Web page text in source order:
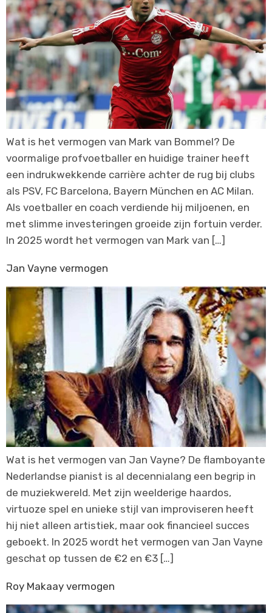
Wat is het vermogen van Mark van Bommel? De
voormalige profvoetballer en huidige trainer heeft
een indrukwekkende carrière achter de rug bij clubs
als PSV, FC Barcelona, Bayern München en AC Milan.
Als voetballer en coach verdiende hij miljoenen, en
met slimme investeringen groeide zijn fortuin verder.
In 2025 wordt het vermogen van Mark van […]
Jan Vayne vermogen
Wat is het vermogen van Jan Vayne? De flamboyante
Nederlandse pianist is al decennialang een begrip in
de muziekwereld. Met zijn weelderige haardos,
virtuoze spel en unieke stijl van improviseren heeft
hij niet alleen artistiek, maar ook financieel succes
geboekt. In 2025 wordt het vermogen van Jan Vayne
geschat op tussen de €2 en €3 […]
Roy Makaay vermogen